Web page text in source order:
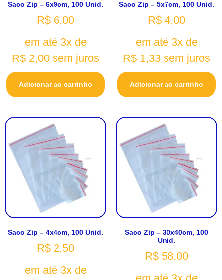
Saco Zip – 6x9cm, 100 Unid.
R$ 6,00
em até 3x de
R$ 2,00 sem juros
Adicionar ao carrinho
Saco Zip – 5x7cm, 100 Unid.
R$ 4,00
em até 3x de
R$ 1,33 sem juros
Adicionar ao carrinho
Saco Zip – 4x4cm, 100 Unid.
R$ 2,50
em até 3x de
Saco Zip – 30x40cm, 100
Unid.
R$ 58,00